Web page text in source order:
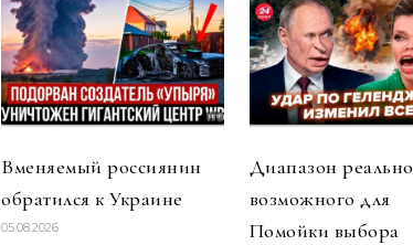
Вменяемый россиянин
обратился к Украине
05.08.2026
Диапазон реально
возможного для
Помойки выбора